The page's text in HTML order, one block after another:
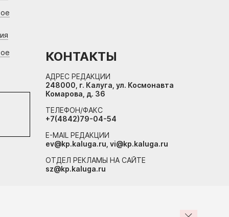
КОНТАКТЫ
АДРЕС РЕДАКЦИИ
248000, г. Калуга, ул. Космонавта
Комарова, д. 36
ТЕЛЕФОН/ФАКС
+7(4842)79-04-54
E-MAIL РЕДАКЦИИ
ev@kp.kaluga.ru, vi@kp.kaluga.ru
ОТДЕЛ РЕКЛАМЫ НА САЙТЕ
sz@kp.kaluga.ru